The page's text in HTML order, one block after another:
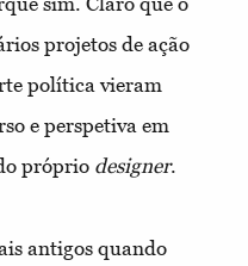
projetos de ação
política vieram
e perspetiva em
próprio designer.
antigos quando